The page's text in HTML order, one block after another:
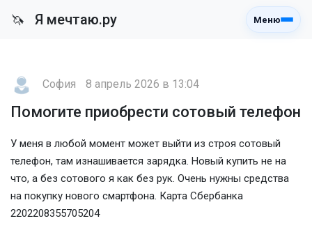
🦄 Я мечтаю.ру Меню
София 8 апрель 2026 в 13:04
Помогите приобрести сотовый телефон
У меня в любой момент может выйти из строя сотовый
телефон, там изнашивается зарядка. Новый купить не на
что, а без сотового я как без рук. Очень нужны средства
на покупку нового смартфона. Карта Сбербанка
2202208355705204